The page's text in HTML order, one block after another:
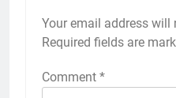
Your email address will
Required fields are
Comment *